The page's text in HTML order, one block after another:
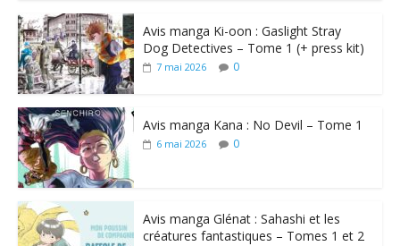
Avis manga Ki-oon : Gaslight Stray
Dog Detectives – Tome 1 (+ press kit)
7 mai 2026 0
Avis manga Kana : No Devil – Tome 1
6 mai 2026 0
Avis manga Glénat : Sahashi et les
créatures fantastiques – Tomes 1 et 2